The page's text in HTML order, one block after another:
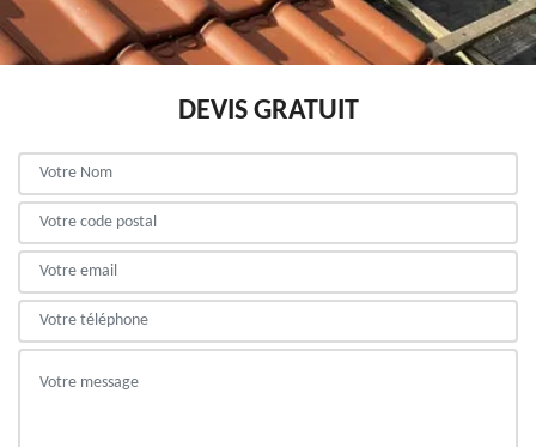
DEVIS GRATUIT